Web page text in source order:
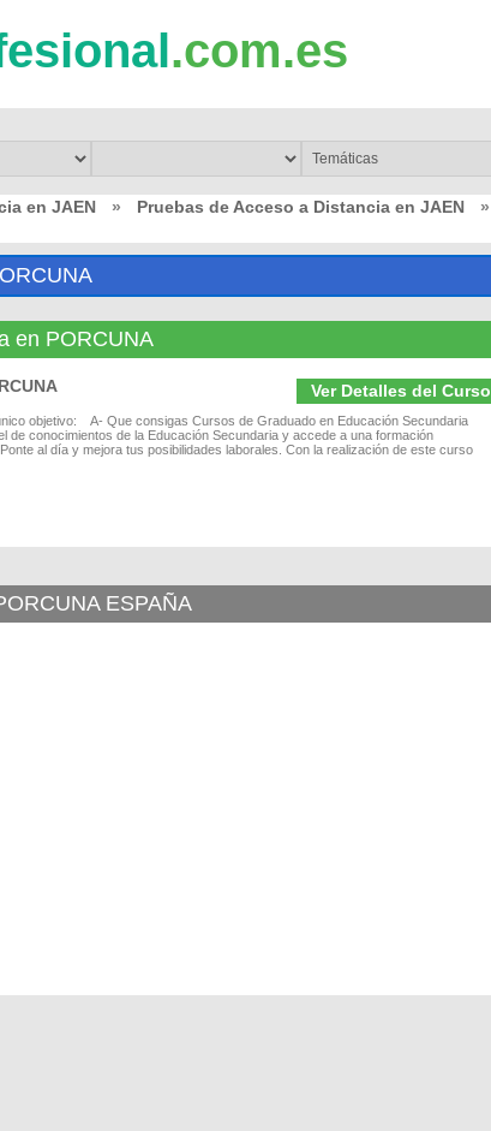
.com.es
en JAEN » Pruebas de Acceso a Distancia en JAEN
»
en PORCUNA
Ver Detalles del Curso
objetivo: A- Que consigas Cursos de Graduado en Educación Secundaria
de conocimientos de la Educación Secundaria y accede a una formación
al día y mejora tus posibilidades laborales. Con la realización de este curso
ESPAÑA